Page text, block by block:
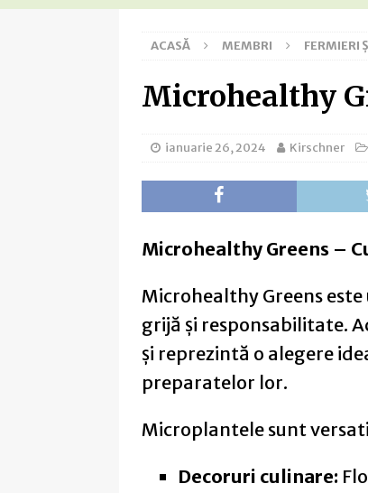
ACASĂ MEMBRI FERMIERI
Microhealthy
ianuarie 26, 2024 Kirschner
Microhealthy Greens –
Microhealthy Greens
grijă și responsabilitate.
și reprezintă o alegere
preparatelor lor.
Microplantele sunt
Decoruri culinare: